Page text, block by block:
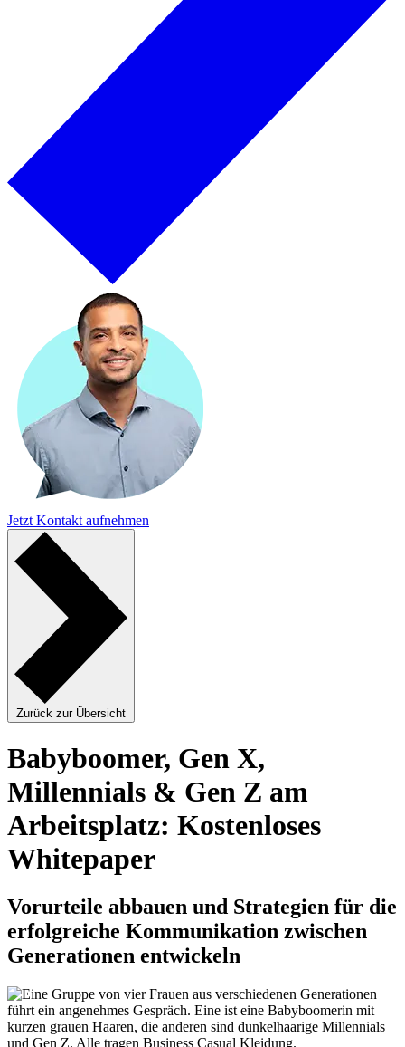
Jetzt Kontakt aufnehmen
Zurück zur Übersicht
Babyboomer, Gen X,
Millennials & Gen Z am
Arbeitsplatz: Kostenloses
Whitepaper
Vorurteile abbauen und Strategien für die
erfolgreiche Kommunikation zwischen
Generationen entwickeln